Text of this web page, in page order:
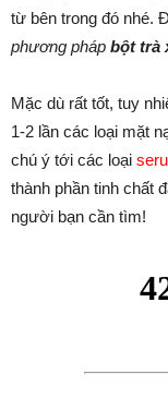
từ bên trong đó nhé.
phương pháp bột trà
Mặc dù rất tốt, tuy
1-2 lần các loại mặt
chú ý tới các loại
thành phần tinh chất
người bạn cần tìm!